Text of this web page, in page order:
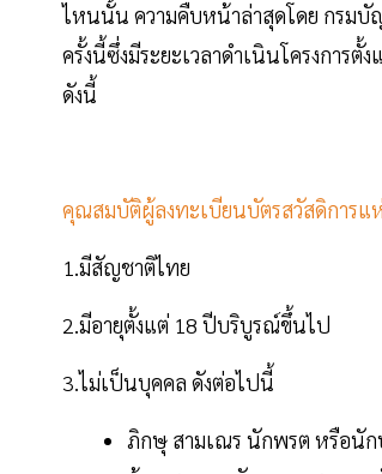
ไหนนั้น ความคืบหน้าล่าสุดโดย กรมบั
ครั้งนี้ซึ่งมีระยะเวลาดำเนินโครงการ
ดังนี้
คุณสมบัติผู้ลงทะเบียนบัตรสวัสดิการแ
1.มีสัญชาติไทย
2.มีอายุตั้งแต่ 18 ปีบริบูรณ์ขึ้นไป
3.ไม่เป็นบุคคล ดังต่อไปนี้
ภิกษุ สามเณร นักพรต หรือนัก